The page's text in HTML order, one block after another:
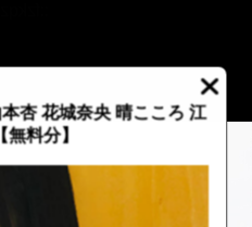
杏 花城奈央 晴こころ 江
無料分】